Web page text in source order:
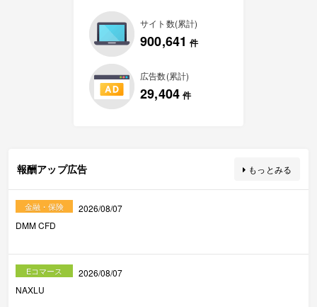
サイト数(累計)
900,641 件
広告数(累計)
29,404 件
報酬アップ広告 もっとみる
金融・保険
2026/08/07
DMM CFD
Eコマース
2026/08/07
NAXLU